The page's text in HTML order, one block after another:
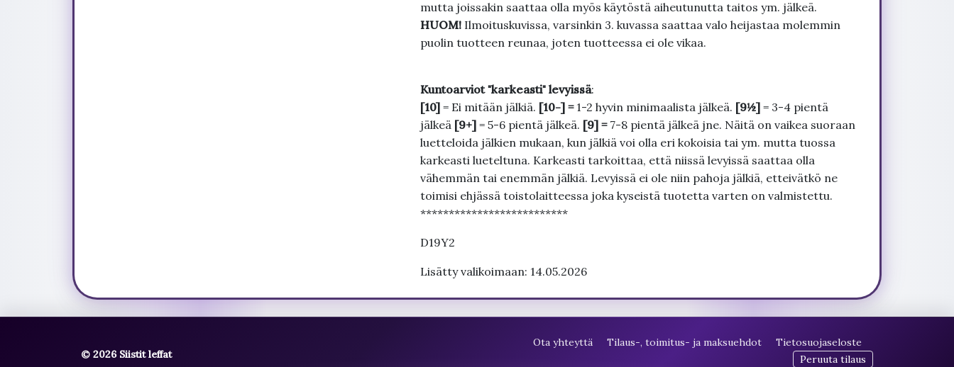
mutta joissakin saattaa olla myös käytöstä aiheutunutta taitos ym. jälkeä.
HUOM!Ilmoituskuvissa, varsinkin 3. kuvassa saattaa valo heijastaa molemmin
puolin tuotteen reunaa, joten tuotteessa ei ole vikaa.
Kuntoarviot "karkeasti" levyissä:
[10]= Ei mitään jälkiä. [10-] = 1-2 hyvin minimaalista jälkeä. [9½]= 3-4 pientä
jälkeä [9+]= 5-6 pientä jälkeä. [9] = 7-8 pientä jälkeä jne. Näitä on vaikea suoraan
luetteloida jälkien mukaan, kun jälkiä voi olla eri kokoisia tai ym. mutta tuossa
karkeasti lueteltuna. Karkeasti tarkoittaa, että niissä levyissä saattaa olla
vähemmän tai enemmän jälkiä. Levyissä ei ole niin pahoja jälkiä, etteivätkö ne
toimisi ehjässä toistolaitteessa joka kyseistä tuotetta varten on valmistettu.
**************************
D19Y2
Lisätty valikoimaan: 14.05.2026
© 2026 Siistit leffat
Ota yhteyttä Tilaus-, toimitus- ja maksuehdot
Tietosuojaseloste
Peruuta tilaus